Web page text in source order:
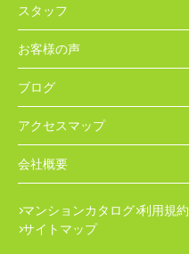
スタッフ
お客様の声
ブログ
アクセスマップ
会社概要
マンションカタログ 利用規約
サイトマップ